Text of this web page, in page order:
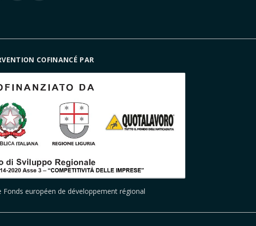
COFINANCÉ PAR
européen de développement régional